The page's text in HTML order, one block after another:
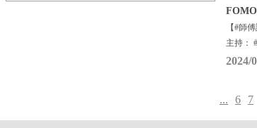
【#師
主持：
2024/
... 6 7